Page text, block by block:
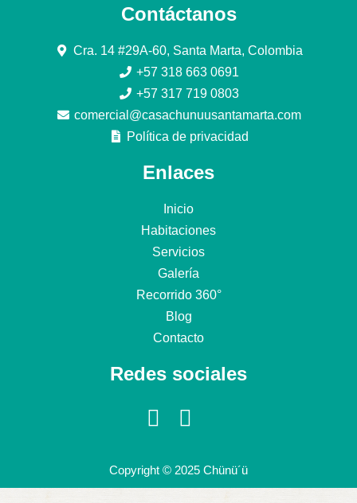
Contáctanos
Cra. 14 #29A-60, Santa Marta, Colombia
+57 318 663 0691
+57 317 719 0803
comercial@casachunuusantamarta.com
Política de privacidad
Enlaces
Inicio
Habitaciones
Servicios
Galería
Recorrido 360°
Blog
Contacto
Redes sociales
Copyright © 2025 Chünü´ü